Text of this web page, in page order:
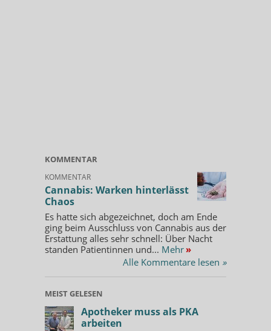
KOMMENTAR
KOMMENTAR
Cannabis: Warken hinterlässt
Chaos
Es hatte sich abgezeichnet, doch am Ende
ging beim Ausschluss von Cannabis aus der
Erstattung alles sehr schnell: Über Nacht
standen Patientinnen und... Mehr »
Alle Kommentare lesen »
MEIST GELESEN
Apotheker muss als PKA
arbeiten